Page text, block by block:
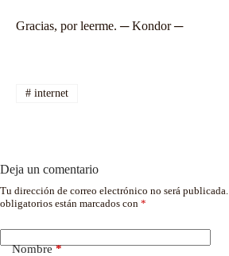
Gracias, por leerme. ─ Kondor ─
#internet
Deja un comentario
Tu dirección de correo electrónico no será publicada.
obligatorios están marcados con *
Nombre*